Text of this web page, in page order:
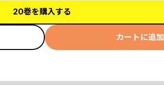
20巻を購入する
カートに追加